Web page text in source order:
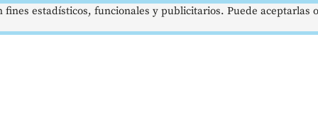
estadísticos, funcionales y publicitarios. Puede aceptarlas